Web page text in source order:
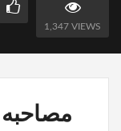
1,347 VIEWS